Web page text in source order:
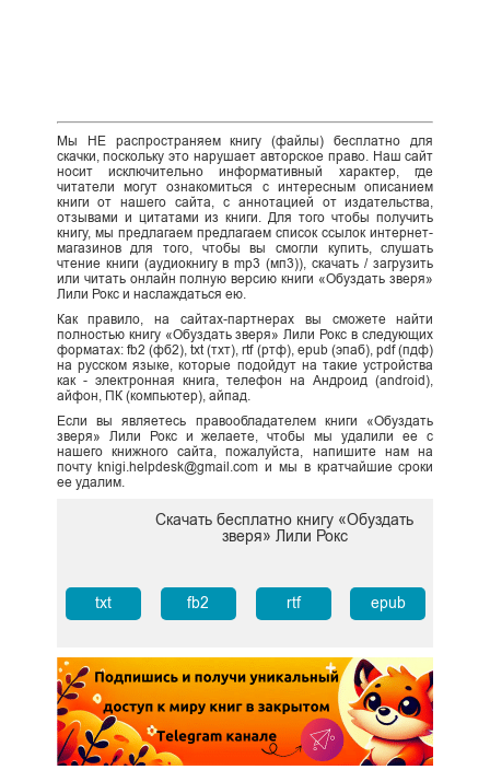
Мы НЕ распространяем книгу (файлы) бесплатно для
скачки, поскольку это нарушает авторское право. Наш сайт
носит исключительно информативный характер, где
читатели могут ознакомиться с интересным описанием
книги от нашего сайта, с аннотацией от издательства,
отзывами и цитатами из книги. Для того чтобы получить
книгу, мы предлагаем предлагаем список ссылок интернет-
магазинов для того, чтобы вы смогли купить, слушать
чтение книги (аудиокнигу в mp3 (мп3)), скачать / загрузить
или читать онлайн полную версию книги «Обуздать зверя»
Лили Рокс и наслаждаться ею.
Как правило, на сайтах-партнерах вы сможете найти
полностью книгу «Обуздать зверя» Лили Рокс в следующих
форматах: fb2 (фб2), txt (тхт), rtf (ртф), epub (эпаб), pdf (пдф)
на русском языке, которые подойдут на такие устройства
как - электронная книга, телефон на Андроид (android),
айфон, ПК (компьютер), айпад.
Если вы являетесь правообладателем книги «Обуздать
зверя» Лили Рокс и желаете, чтобы мы удалили ее с
нашего книжного сайта, пожалуйста, напишите нам на
почту knigi.helpdesk@gmail.com и мы в кратчайшие сроки
ее удалим.
Скачать бесплатно книгу «Обуздать
зверя» Лили Рокс
txt fb2 rtf epub